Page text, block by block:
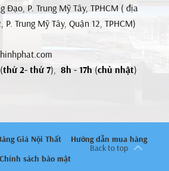
Đạo, P. Trung Mỹ Tây, TPHCM ( địa
Trung Mỹ Tây, Quận 12, TPHCM)
(thứ 2- thứ 7), 8h - 17h (chủ nhật)
Giá Nội Thất
Hướng dẫn mua hàng
Chính sách bảo mật
Back to top